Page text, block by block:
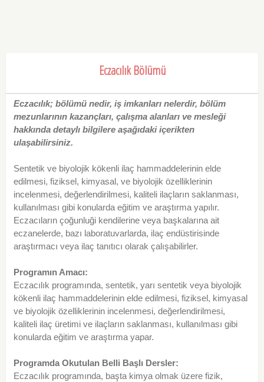
Eczacılık Bölümü
Eczacılık; bölümü nedir, iş imkanları nelerdir, bölüm
mezunlarının kazançları, çalışma alanları ve mesleği
hakkında detaylı bilgilere aşağıdaki içerikten
ulaşabilirsiniz.
Sentetik ve biyolojik kökenli ilaç hammaddelerinin elde
edilmesi, fiziksel, kimyasal, ve biyolojik özelliklerinin
incelenmesi, değerlendirilmesi, kaliteli ilaçların saklanması,
kullanılması gibi konularda eğitim ve araştırma yapılır.
Eczacıların çoğunluği kendilerine veya başkalarına ait
eczanelerde, bazı laboratuvarlarda, ilaç endüstirisinde
araştırmacı veya ilaç tanıtıcı olarak çalışabilirler.
Programın Amacı:
Eczacılık programında, sentetik, yarı sentetik veya biyolojik
kökenli ilaç hammaddelerinin elde edilmesi, fiziksel, kimyasal
ve biyolojik özelliklerinin incelenmesi, değerlendirilmesi,
kaliteli ilaç üretimi ve ilaçların saklanması, kullanılması gibi
konularda eğitim ve araştırma yapar.
Programda Okutulan Belli Başlı Dersler:
Eczacılık programında, başta kimya olmak üzere fizik,